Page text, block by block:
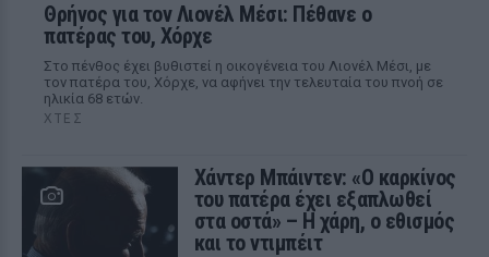
Θρήνος για τον Λιονέλ Μέσι: Πέθανε ο
πατέρας του, Χόρχε
Στο πένθος έχει βυθιστεί η οικογένεια του Λιονέλ Μέσι, με
τον πατέρα του, Χόρχε, να αφήνει την τελευταία του πνοή σε
ηλικία 68 ετών.
ΧΤΕΣ
Χάντερ Μπάιντεν: «Ο καρκίνος
του πατέρα έχει εξαπλωθεί
στα οστά» – Η χάρη, ο εθισμός
και το ντιμπέιτ